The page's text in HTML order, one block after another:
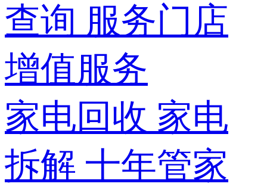
查询 服务门店
增值服务
家电回收 家电
拆解 十年管家